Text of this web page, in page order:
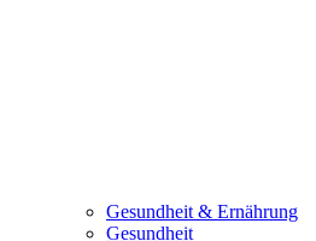
Gesundheit & Ernährung
Gesundheit